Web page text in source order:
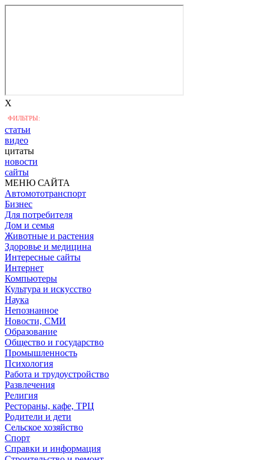
X
ФИЛЬТРЫ:
статьи
видео
цитаты
новости
сайты
МЕНЮ САЙТА
Автомототранспорт
Бизнес
Для потребителя
Дом и семья
Животные и растения
Здоровье и медицина
Интересные сайты
Интернет
Компьютеры
Культура и искусство
Наука
Непознанное
Новости, СМИ
Образование
Общество и государство
Промышленность
Психология
Работа и трудоустройство
Развлечения
Религия
Рестораны, кафе, ТРЦ
Родители и дети
Сельское хозяйство
Спорт
Справки и информация